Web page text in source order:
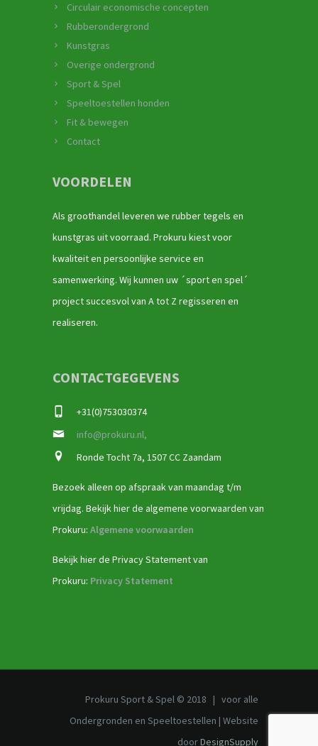
Circulair economische concepten
Rubberondergrond
Kunstgras
Overige ondergrond
Sport & Spel
Speeltoestellen honden
Fit & bewegen
Contact
VOORDELEN
Als groothandel leveren we rubber tegels en
kunstgras uit voorraad. Prokuru kiest voor
kwaliteit en persoonlijke service en
samenwerking. Wij kunnen uw ´sport en spel´
project succesvol van A tot Z regisseren en
realiseren.
CONTACTGEGEVENS
+31(0)753030374
info@prokuru.nl,
Ronde Tocht 7a, 1507 CC Zaandam
Bezoek alleen op afspraak van maandag t/m
vrijdag. Bekijk hier de algemene voorwaarden van
Prokuru: Algemene voorwaarden
Bekijk hier de Privacy Statement van
Prokuru: Privacy Statement
Prokuru Sport & Spel © 2018 | voor alle
Ondergronden en Speeltoestellen | Website
doorDesignSupply